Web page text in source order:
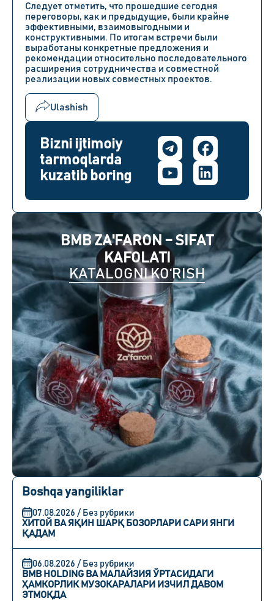
BMB ZA'FARON – SIFAT
KAFOLATI
KATALOGNI KO‘RISH
Boshqa yangiliklar
07.08.2026 / Без рубрики
ХИТОЙ ВА ЯҚИН ШАРҚ БОЗОРЛАРИ САРИ ЯНГИ
ҚАДАМ
06.08.2026 / Без рубрики
BMB HOLDING ВА МАЛАЙЗИЯ ЎРТАСИДАГИ
ҲАМКОРЛИК МУЗОКАРАЛАРИ ИЗЧИЛ ДАВОМ
ЭТМОҚДА
Следует отметить, что прошедшие сегодня
переговоры, как и предыдущие, были крайне
эффективными, взаимовыгодными и
конструктивными. По итогам встречи были
выработаны конкретные предложения и
рекомендации относительно последовательного
расширения сотрудничества и совместной
реализации новых совместных проектов.
Ulashish
Bizni ijtimoiy
tarmoqlarda
kuzatib boring